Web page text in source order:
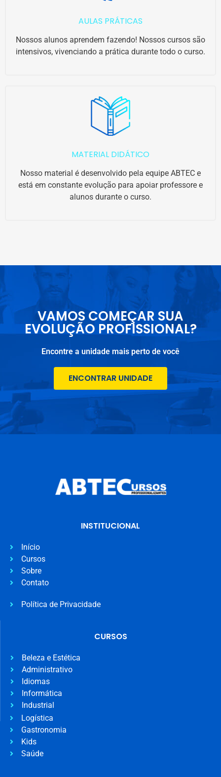
AULAS PRÁTICAS
Nossos alunos aprendem fazendo! Nossos cursos são
intensivos, vivenciando a prática durante todo o curso.
MATERIAL DIDÁTICO
Nosso material é desenvolvido pela equipe ABTEC e
está em constante evolução para apoiar professore e
alunos durante o curso.
VAMOS COMEÇAR SUA
EVOLUÇÃO PROFISSIONAL?
Encontre a unidade mais perto de você
ENCONTRAR UNIDADE
INSTITUCIONAL
Início
Cursos
Sobre
Contato
Política de Privacidade
CURSOS
Beleza e Estética
Administrativo
Idiomas
Informática
Industrial
Logística
Gastronomia
Kids
Saúde